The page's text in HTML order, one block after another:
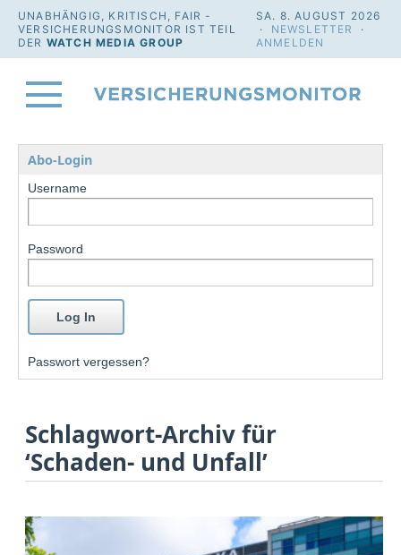
UNABHÄNGIG, KRITISCH, FAIR -
VERSICHERUNGSMONITOR IST TEIL
DER WATCH MEDIA GROUP
SA. 8. AUGUST 2026
· NEWSLETTER
·
ANMELDEN
Abo-Login
Username
Password
Passwort vergessen?
Schlagwort-Archiv für
‘Schaden- und Unfall’